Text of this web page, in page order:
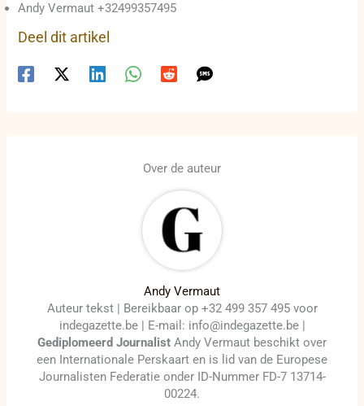
Andy Vermaut +32499357495
Deel dit artikel
Over de auteur
Andy Vermaut
Auteur tekst | Bereikbaar op +32 499 357 495 voor
indegazette.be | E-mail: info@indegazette.be |
Gediplomeerd Journalist Andy Vermaut beschikt over
een Internationale Perskaart en is lid van de Europese
Journalisten Federatie onder ID-Nummer FD-7 13714-
00224.